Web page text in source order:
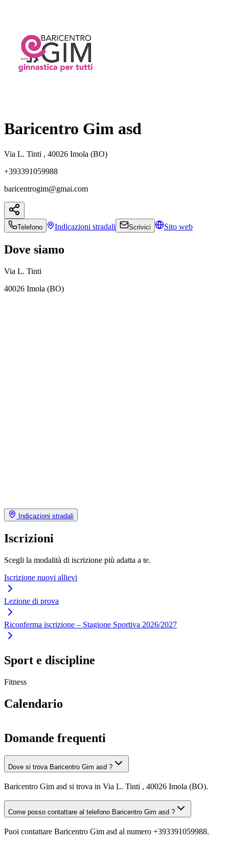
Baricentro Gim asd
Via L. Tinti , 40026 Imola (BO)
+393391059988
baricentrogim@gmai.com
Telefono Indicazioni stradali Scrivici Sito web
Dove siamo
Via L. Tinti
40026 Imola (BO)
Indicazioni stradali
Iscrizioni
Scegli la modalità di iscrizione più adatta a te.
Iscrizione nuovi allievi
Lezione di prova
Riconferma iscrizione – Stagione Sportiva 2026/2027
Sport e discipline
Fitness
Calendario
Domande frequenti
Dove si trova Baricentro Gim asd ?
Baricentro Gim asd si trova in Via L. Tinti , 40026 Imola (BO).
Come posso contattare al telefono Baricentro Gim asd ?
Puoi contattare Baricentro Gim asd al numero +393391059988.